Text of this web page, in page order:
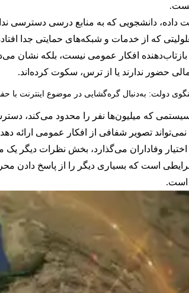
دانشجویی که به منابع درسی دسترسی
که از خدمات و شبکه‌های حمایتی جدا
افکار عمومی نیست، بلکه نشان
حضور ندارند یا از ترس، سکوت کرده‌اند.
دولت: به‌دنبال گره‌گشایی در موضوع اینترنت با
سیستمی که میلیون‌ها نفر را محدود می‌کند،
تصویر شفافی از افکار عمومی ارائه
وفاداران می‌گذارد، بخش نظرات دیگر
است که بسیاری دیگر را از پاسخ دادن محروم
است.